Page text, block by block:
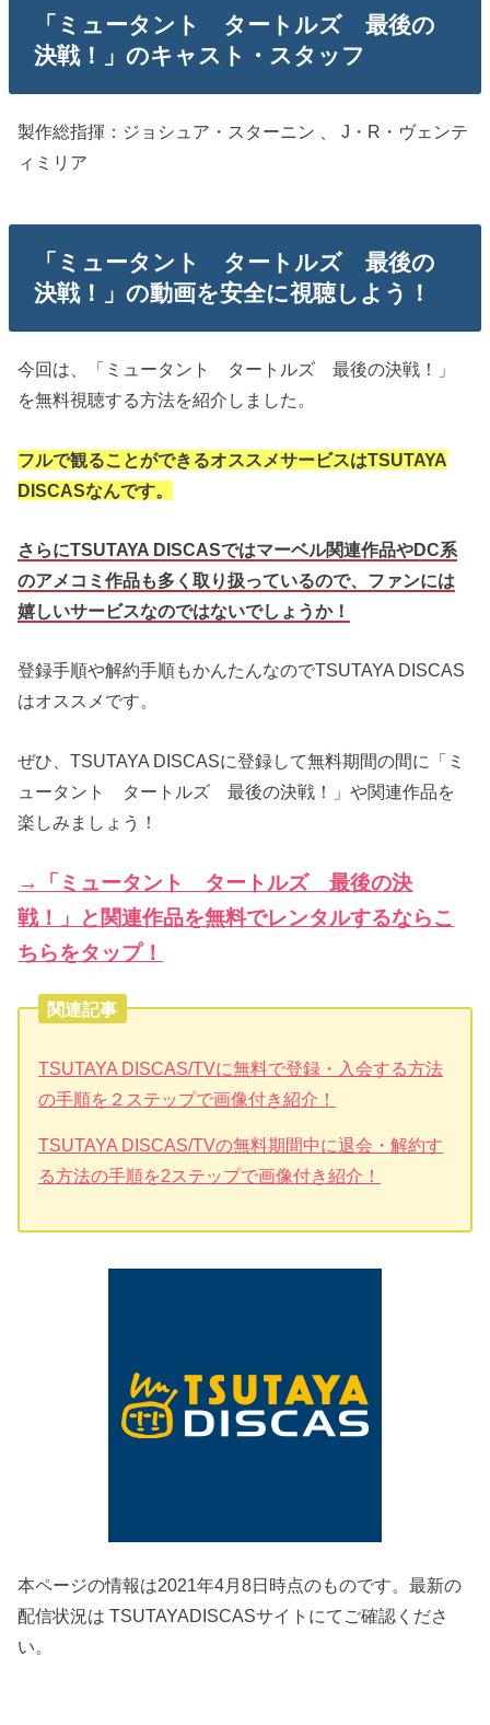
「ミュータント タートルズ 最後の
決戦！」のキャスト・スタッフ
製作総指揮：ジョシュア・スターニン 、 J・R・ヴェンテ
ィミリア
「ミュータント タートルズ 最後の
決戦！」の動画を安全に視聴しよう！
今回は、「ミュータント タートルズ 最後の決戦！」
を無料視聴する方法を紹介しました。
フルで観ることができるオススメサービスはTSUTAYA
DISCASなんです。
さらにTSUTAYA DISCASではマーベル関連作品やDC系
のアメコミ作品も多く取り扱っているので、ファンには
嬉しいサービスなのではないでしょうか！
登録手順や解約手順もかんたんなのでTSUTAYA DISCAS
はオススメです。
ぜひ、TSUTAYA DISCASに登録して無料期間の間に「ミ
ュータント タートルズ 最後の決戦！」や関連作品を
楽しみましょう！
→「ミュータント タートルズ 最後の決
戦！」と関連作品を無料でレンタルするならこ
ちらをタップ！
関連記事
TSUTAYA DISCAS/TVに無料で登録・入会する方法
の手順を２ステップで画像付き紹介！
TSUTAYA DISCAS/TVの無料期間中に退会・解約す
る方法の手順を2ステップで画像付き紹介！
本ページの情報は2021年4月8日時点のものです。最新の
配信状況は TSUTAYADISCASサイトにてご確認くださ
い。